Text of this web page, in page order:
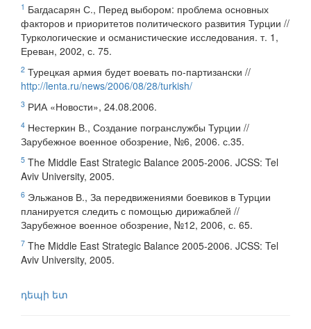
1 Багдасарян С., Перед выбором: проблема основных
факторов и приоритетов политического развития Турции //
Туркологические и османистические исследования. т. 1,
Ереван, 2002, с. 75.
2 Турецкая армия будет воевать по-партизански //
http://lenta.ru/news/2006/08/28/turkish/
3 РИА «Новости», 24.08.2006.
4 Нестеркин В., Создание погранслужбы Турции //
Зарубежное военное обозрение, №6, 2006. с.35.
5 The Middle East Strategic Balance 2005-2006. JCSS: Tel
Aviv University, 2005.
6 Эльжанов В., За передвижениями боевиков в Турции
планируется следить с помощью дирижаблей //
Зарубежное военное обозрение, №12, 2006, с. 65.
7 The Middle East Strategic Balance 2005-2006. JCSS: Tel
Aviv University, 2005.
դեպի ետ